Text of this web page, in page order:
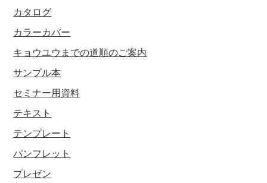
カタログ
カラーカバー
キョウユウまでの道順のご案内
サンプル本
セミナー用資料
テキスト
テンプレート
パンフレット
プレゼン